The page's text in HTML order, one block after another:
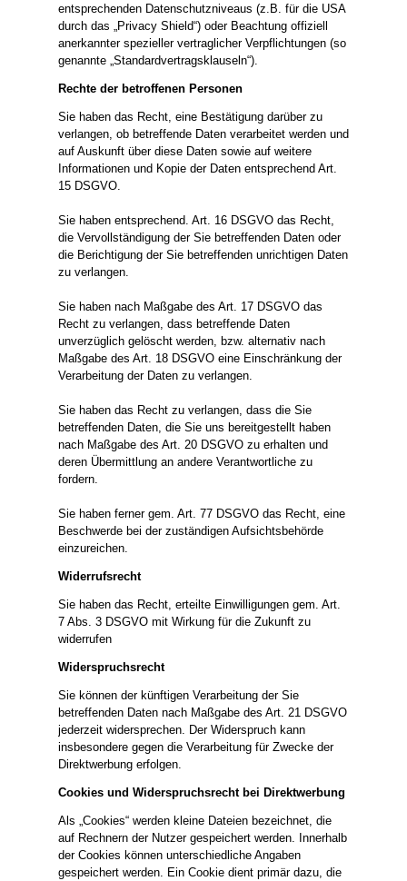
entsprechenden Datenschutzniveaus (z.B. für die USA
durch das „Privacy Shield“) oder Beachtung offiziell
anerkannter spezieller vertraglicher Verpflichtungen (so
genannte „Standardvertragsklauseln“).
Rechte der betroffenen Personen
Sie haben das Recht, eine Bestätigung darüber zu
verlangen, ob betreffende Daten verarbeitet werden und
auf Auskunft über diese Daten sowie auf weitere
Informationen und Kopie der Daten entsprechend Art.
15 DSGVO.
Sie haben entsprechend. Art. 16 DSGVO das Recht,
die Vervollständigung der Sie betreffenden Daten oder
die Berichtigung der Sie betreffenden unrichtigen Daten
zu verlangen.
Sie haben nach Maßgabe des Art. 17 DSGVO das
Recht zu verlangen, dass betreffende Daten
unverzüglich gelöscht werden, bzw. alternativ nach
Maßgabe des Art. 18 DSGVO eine Einschränkung der
Verarbeitung der Daten zu verlangen.
Sie haben das Recht zu verlangen, dass die Sie
betreffenden Daten, die Sie uns bereitgestellt haben
nach Maßgabe des Art. 20 DSGVO zu erhalten und
deren Übermittlung an andere Verantwortliche zu
fordern.
Sie haben ferner gem. Art. 77 DSGVO das Recht, eine
Beschwerde bei der zuständigen Aufsichtsbehörde
einzureichen.
Widerrufsrecht
Sie haben das Recht, erteilte Einwilligungen gem. Art.
7 Abs. 3 DSGVO mit Wirkung für die Zukunft zu
widerrufen
Widerspruchsrecht
Sie können der künftigen Verarbeitung der Sie
betreffenden Daten nach Maßgabe des Art. 21 DSGVO
jederzeit widersprechen. Der Widerspruch kann
insbesondere gegen die Verarbeitung für Zwecke der
Direktwerbung erfolgen.
Cookies und Widerspruchsrecht bei Direktwerbung
Als „Cookies“ werden kleine Dateien bezeichnet, die
auf Rechnern der Nutzer gespeichert werden. Innerhalb
der Cookies können unterschiedliche Angaben
gespeichert werden. Ein Cookie dient primär dazu, die